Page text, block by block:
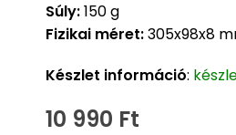
Súly:150 g
Fizikai méret:305x98x8
Készlet információ:
10 990 Ft